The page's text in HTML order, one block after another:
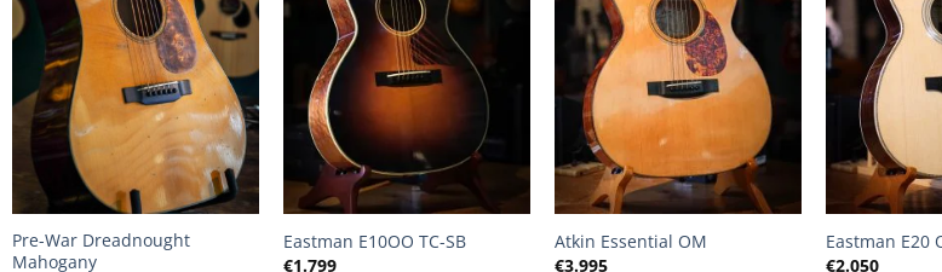
+
Pre-War Dreadnought
Mahogany
+
Eastman E10OO TC-SB
€1.799
Atkin Essential OM
€3.995
Eastman E20
€2.050